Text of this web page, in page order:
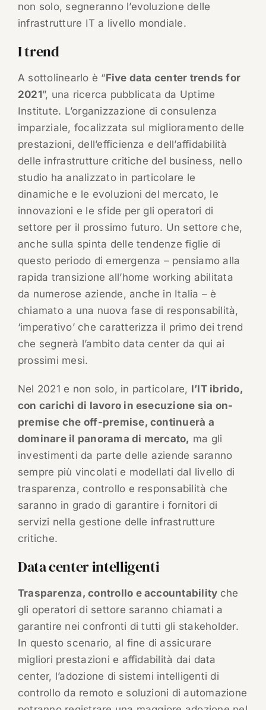
non solo, segneranno l’evoluzione delle
infrastrutture IT a livello mondiale.
I trend
A sottolinearlo è “Five data center trends for
2021”, una ricerca pubblicata da Uptime
Institute. L’organizzazione di consulenza
imparziale, focalizzata sul miglioramento delle
prestazioni, dell’efficienza e dell’affidabilità
delle infrastrutture critiche del business, nello
studio ha analizzato in particolare le
dinamiche e le evoluzioni del mercato, le
innovazioni e le sfide per gli operatori di
settore per il prossimo futuro. Un settore che,
anche sulla spinta delle tendenze figlie di
questo periodo di emergenza – pensiamo alla
rapida transizione all’home working abilitata
da numerose aziende, anche in Italia – è
chiamato a una nuova fase di responsabilità,
‘imperativo’ che caratterizza il primo dei trend
che segnerà l’ambito data center da qui ai
prossimi mesi.
Nel 2021 e non solo, in particolare, l’IT ibrido,
con carichi di lavoro in esecuzione sia on-
premise che off-premise, continuerà a
dominare il panorama di mercato, ma gli
investimenti da parte delle aziende saranno
sempre più vincolati e modellati dal livello di
trasparenza, controllo e responsabilità che
saranno in grado di garantire i fornitori di
servizi nella gestione delle infrastrutture
critiche.
Data center intelligenti
Trasparenza, controllo e accountability che
gli operatori di settore saranno chiamati a
garantire nei confronti di tutti gli stakeholder.
In questo scenario, al fine di assicurare
migliori prestazioni e affidabilità dai data
center, l’adozione di sistemi intelligenti di
controllo da remoto e soluzioni di automazione